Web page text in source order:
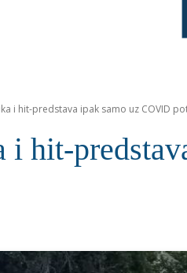
i hit-predstava ipak samo uz COVID
i hit-